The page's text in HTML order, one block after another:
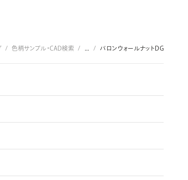
色柄サンプル・CAD検索 バロンウォールナットDG